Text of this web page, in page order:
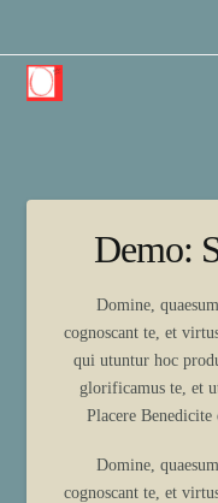
Demo:
Domine,
cognoscant te, et
qui utuntur hoc
glorificamus te, et
Placere
Domine,
cognoscant te, et